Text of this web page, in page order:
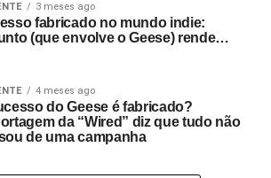
3 meses ago
fabricado no mundo indie:
(que envolve o Geese) rende…
4 meses ago
do Geese é fabricado?
da “Wired” diz que tudo não
de uma campanha